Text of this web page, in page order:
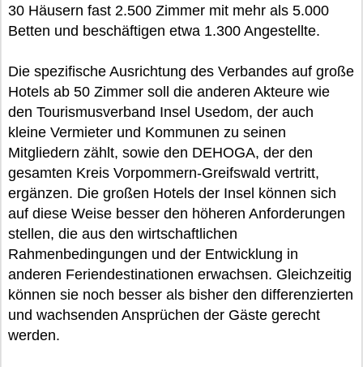
30 Häusern fast 2.500 Zimmer mit mehr als 5.000
Betten und beschäftigen etwa 1.300 Angestellte.
Die spezifische Ausrichtung des Verbandes auf große
Hotels ab 50 Zimmer soll die anderen Akteure wie
den Tourismusverband Insel Usedom, der auch
kleine Vermieter und Kommunen zu seinen
Mitgliedern zählt, sowie den DEHOGA, der den
gesamten Kreis Vorpommern-Greifswald vertritt,
ergänzen. Die großen Hotels der Insel können sich
auf diese Weise besser den höheren Anforderungen
stellen, die aus den wirtschaftlichen
Rahmenbedingungen und der Entwicklung in
anderen Feriendestinationen erwachsen. Gleichzeitig
können sie noch besser als bisher den differenzierten
und wachsenden Ansprüchen der Gäste gerecht
werden.